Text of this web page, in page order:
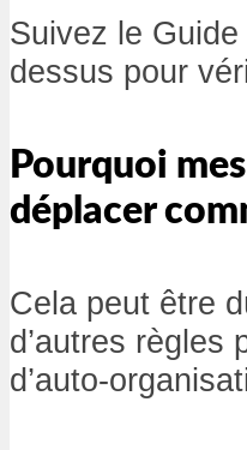
Suivez le
dessus pour
Pourquoi
déplacer
Cela peut être
d’autres règles
d’auto-